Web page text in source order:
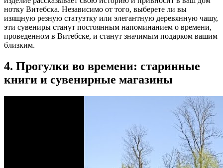
нотку Витебска. Независимо от того, выберете ли вы
изящную резную статуэтку или элегантную деревянную чашу,
эти сувениры станут постоянным напоминанием о времени,
проведенном в Витебске, и станут значимым подарком вашим
близким.
4. Прогулки во времени: старинные
книги и сувенирные магазины